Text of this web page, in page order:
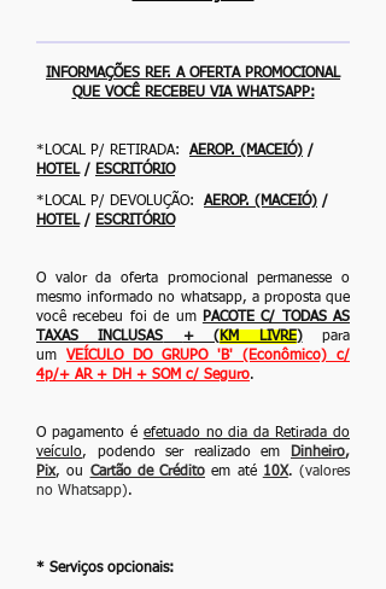
INFORMAÇÕES REF. A OFERTA PROMOCIONAL
QUE VOCÊ RECEBEU VIA WHATSAPP:
*LOCAL P/ RETIRADA: AEROP. (MACEIÓ) /
HOTEL/ ESCRITÓRIO
*LOCAL P/ DEVOLUÇÃO: AEROP. (MACEIÓ) /
HOTEL/ ESCRITÓRIO
O valor da oferta promocional permanesse o
mesmo informado no whatsapp, a proposta que
você recebeu foi de um PACOTE C/ TODAS AS
TAXAS INCLUSAS
+ ( KM LIVRE)para
um VEÍCULO DO GRUPO 'B' (Econômico) c/
4p/+ AR + DH + SOM c/ Seguro.
O pagamento é efetuado no dia da Retirada do
veículo, podendo ser realizado em Dinheiro,
Pix, ou Cartão de Crédito em até 10X. (valores
no Whatsapp).
* Serviços opcionais: